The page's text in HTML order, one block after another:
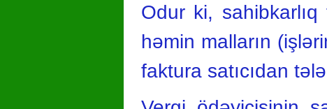
Odur ki,
həmin malların
faktura satıcıdan